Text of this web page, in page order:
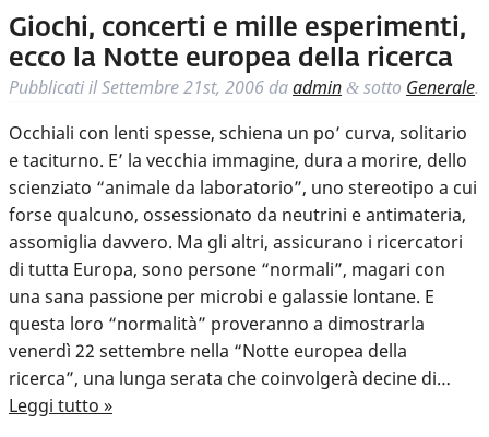
Giochi, concerti e mille esperimenti,
ecco la Notte europea della ricerca
Pubblicati ilSettembre 21st, 2006 daadmin & sotto Generale.
Occhiali con lenti spesse, schiena un po’ curva, solitario
e taciturno. E’ la vecchia immagine, dura a morire, dello
scienziato “animale da laboratorio”, uno stereotipo a cui
forse qualcuno, ossessionato da neutrini e antimateria,
assomiglia davvero. Ma gli altri, assicurano i ricercatori
di tutta Europa, sono persone “normali”, magari con
una sana passione per microbi e galassie lontane. E
questa loro “normalità” proveranno a dimostrarla
venerdì 22 settembre nella “Notte europea della
ricerca”, una lunga serata che coinvolgerà decine di…
Leggi tutto »